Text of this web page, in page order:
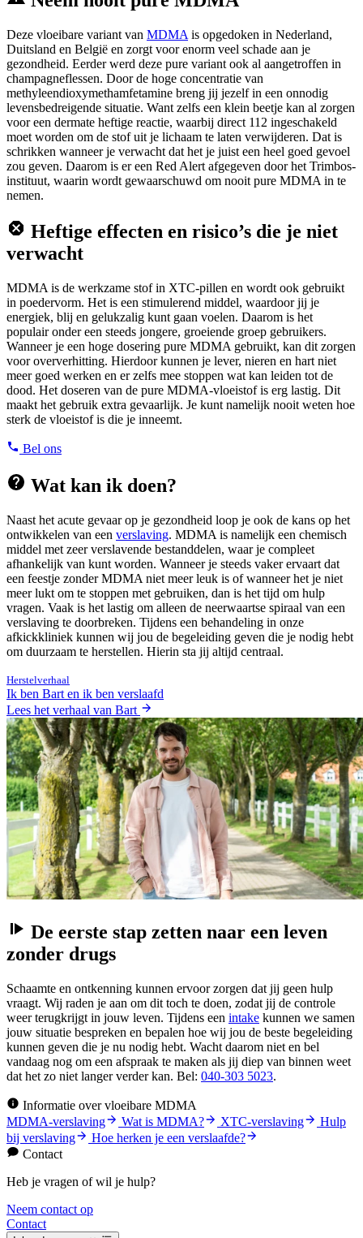
Deze vloeibare variant van MDMA is opgedoken in Nederland,
Duitsland en België en zorgt voor enorm veel schade aan je
gezondheid. Eerder werd deze pure variant ook al aangetroffen in
champagneflessen. Door de hoge concentratie van
methyleendioxymethamfetamine breng jij jezelf in een onnodig
levensbedreigende situatie. Want zelfs een klein beetje kan al zorgen
voor een dermate heftige reactie, waarbij direct 112 ingeschakeld
moet worden om de stof uit je lichaam te laten verwijderen. Dat is
schrikken wanneer je verwacht dat het je juist een heel goed gevoel
zou geven. Daarom is er een Red Alert afgegeven door het Trimbos-
instituut, waarin wordt gewaarschuwd om nooit pure MDMA in te
nemen.
Heftige effecten en risico’s die je niet
verwacht
MDMA is de werkzame stof in XTC-pillen en wordt ook gebruikt
in poedervorm. Het is een stimulerend middel, waardoor jij je
energiek, blij en gelukzalig kunt gaan voelen. Daarom is het
populair onder een steeds jongere, groeiende groep gebruikers.
Wanneer je een hoge dosering pure MDMA gebruikt, kan dit zorgen
voor oververhitting. Hierdoor kunnen je lever, nieren en hart niet
meer goed werken en er zelfs mee stoppen wat kan leiden tot de
dood. Het doseren van de pure MDMA-vloeistof is erg lastig. Dit
maakt het gebruik extra gevaarlijk. Je kunt namelijk nooit weten hoe
sterk de vloeistof is die je inneemt.
Bel ons
Wat kan ik doen?
Naast het acute gevaar op je gezondheid loop je ook de kans op het
ontwikkelen van een verslaving. MDMA is namelijk een chemisch
middel met zeer verslavende bestanddelen, waar je compleet
afhankelijk van kunt worden. Wanneer je steeds vaker ervaart dat
een feestje zonder MDMA niet meer leuk is of wanneer het je niet
meer lukt om te stoppen met gebruiken, dan is het tijd om hulp
vragen. Vaak is het lastig om alleen de neerwaartse spiraal van een
verslaving te doorbreken. Tijdens een behandeling in onze
afkickkliniek kunnen wij jou de begeleiding geven die je nodig hebt
om duurzaam te herstellen. Hierin sta jij altijd centraal.
Herstelverhaal
Ik ben Bart en ik ben verslaafd
Lees het verhaal van Bart
De eerste stap zetten naar een leven
zonder drugs
Schaamte en ontkenning kunnen ervoor zorgen dat jij geen hulp
vraagt. Wij raden je aan om dit toch te doen, zodat jij de controle
weer terugkrijgt in jouw leven. Tijdens een intake kunnen we samen
jouw situatie bespreken en bepalen hoe wij jou de beste begeleiding
kunnen geven die je nu nodig hebt. Wacht daarom niet en bel
vandaag nog om een afspraak te maken als jij diep van binnen weet
dat het zo niet langer verder kan. Bel: 040-303 5023.
Informatie over vloeibare MDMA
MDMA-verslaving
Wat is MDMA? XTC-verslaving
Hulp
bij verslaving
Hoe herken je een verslaafde?
Contact
Heb je vragen of wil je hulp?
Neem contact op
Contact